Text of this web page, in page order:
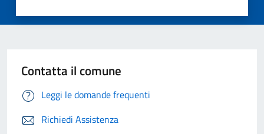
Contatta il comune
Leggi le domande frequenti
Richiedi Assistenza